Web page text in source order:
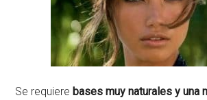
Se requierebases muy naturales y una